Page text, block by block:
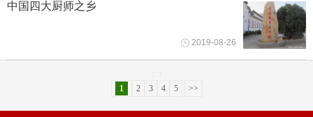
中国四大厨师之乡
2019-08-26
1 2 3 4 5 >>